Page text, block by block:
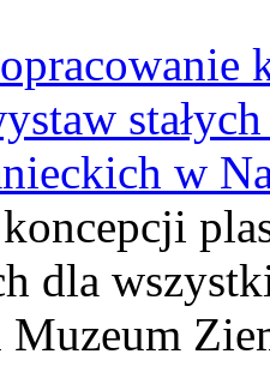
w
dla
Muzeum